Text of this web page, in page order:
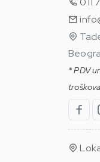
* PDV